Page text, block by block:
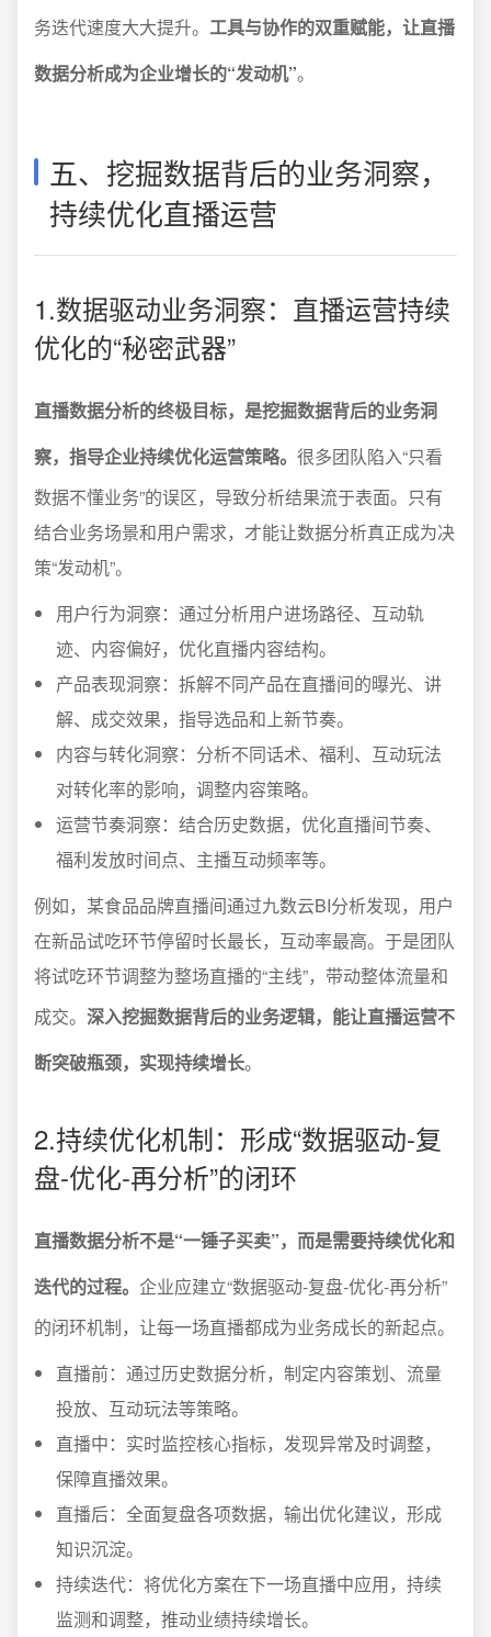
务迭代速度大大提升。 工具与协作的双重赋能，让直播
数据分析成为企业增长的“发动机”。
五、挖掘数据背后的业务洞察，
持续优化直播运营
1.数据驱动业务洞察：直播运营持续
优化的“秘密武器”
直播数据分析的终极目标，是挖掘数据背后的业务洞
察，指导企业持续优化运营策略。 很多团队陷入“只看
数据不懂业务”的误区，导致分析结果流于表面。只有
结合业务场景和用户需求，才能让数据分析真正成为决
策“发动机”。
用户行为洞察：通过分析用户进场路径、互动轨
迹、内容偏好，优化直播内容结构。
产品表现洞察：拆解不同产品在直播间的曝光、讲
解、成交效果，指导选品和上新节奏。
内容与转化洞察：分析不同话术、福利、互动玩法
对转化率的影响，调整内容策略。
运营节奏洞察：结合历史数据，优化直播间节奏、
福利发放时间点、主播互动频率等。
例如，某食品品牌直播间通过九数云BI分析发现，用户
在新品试吃环节停留时长最长，互动率最高。于是团队
将试吃环节调整为整场直播的“主线”，带动整体流量和
成交。 深入挖掘数据背后的业务逻辑，能让直播运营不
断突破瓶颈，实现持续增长。
2.持续优化机制：形成“数据驱动-复
盘-优化-再分析”的闭环
直播数据分析不是“一锤子买卖”，而是需要持续优化和
迭代的过程。 企业应建立“数据驱动-复盘-优化-再分析”
的闭环机制，让每一场直播都成为业务成长的新起点。
直播前：通过历史数据分析，制定内容策划、流量
投放、互动玩法等策略。
直播中：实时监控核心指标，发现异常及时调整，
保障直播效果。
直播后：全面复盘各项数据，输出优化建议，形成
知识沉淀。
持续迭代：将优化方案在下一场直播中应用，持续
监测和调整，推动业绩持续增长。